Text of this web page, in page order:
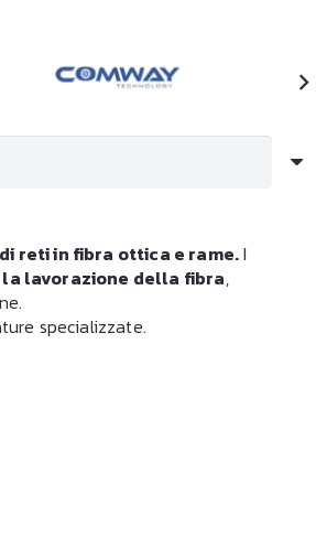
reti in fibra ottica e rame.I
lavorazione della fibra,
specializzate.